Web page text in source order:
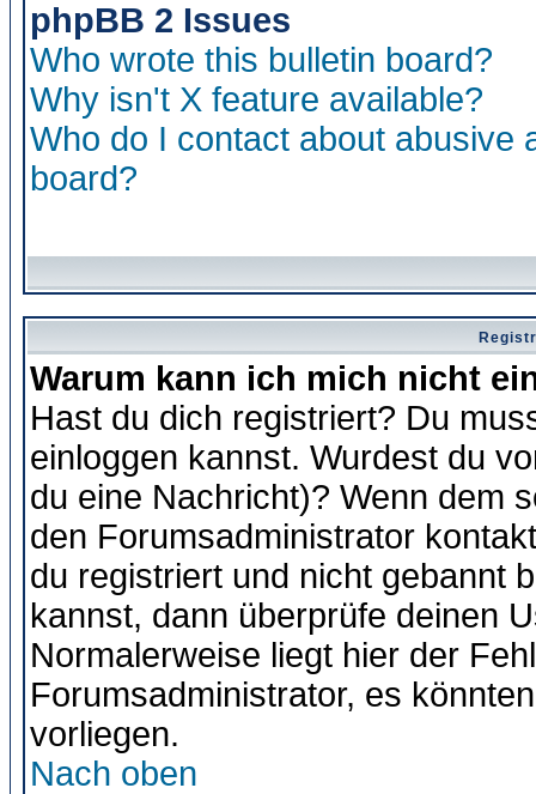
phpBB 2 Issues
Who wrote this bulletin board?
Why isn't X feature available?
Who do I contact about abusive
board?
Warum kann ich mich nicht
Hast du dich registriert? Du
einloggen kannst. Wurdest du
du eine Nachricht)? Wenn dem
den Forumsadministrator
du registriert und nicht gebannt
kannst, dann überprüfe deinen
Normalerweise liegt hier der
Forumsadministrator, es
vorliegen.
Nach oben